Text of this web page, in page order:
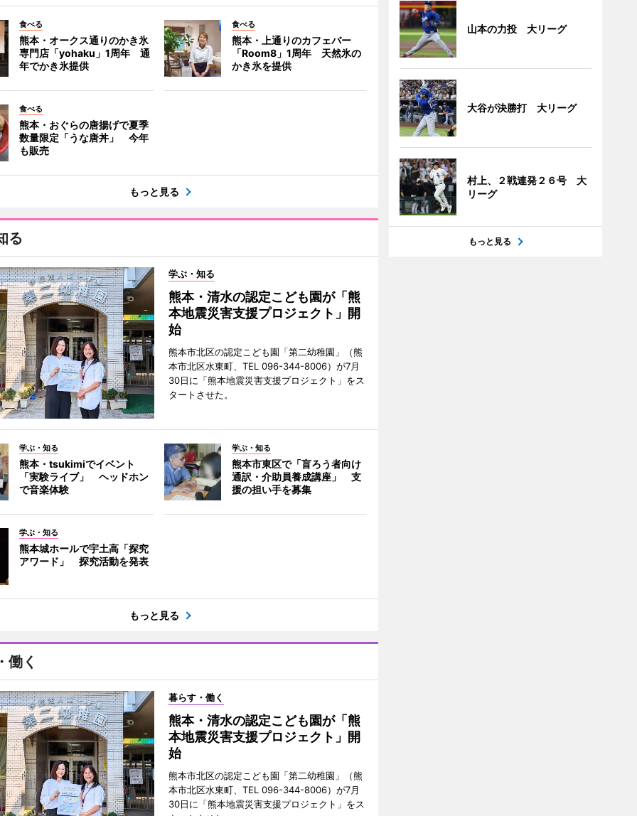
食べる
熊本・オークス通りのかき氷
専門店「yohaku」1周年 通
年でかき氷提供
食べる
熊本・上通りのカフェバー
「Room8」1周年 天然氷の
かき氷を提供
食べる
熊本・おぐらの唐揚げで夏季
数量限定「うな唐丼」 今年
も販売
もっと見る
る
学ぶ・知る
熊本・清水の認定こども園が「熊
本地震災害支援プロジェクト」開
始
熊本市北区の認定こども園「第二幼稚園」（熊
本市北区水東町、TEL 096-344-8006）が7月
30日に「熊本地震災害支援プロジェクト」をス
タートさせた。
学ぶ・知る
熊本・tsukimiでイベント
「実験ライブ」 ヘッドホン
で音楽体験
学ぶ・知る
熊本市東区で「盲ろう者向け
通訳・介助員養成講座」 支
援の担い手を募集
学ぶ・知る
熊本城ホールで宇土高「探究
アワード」 探究活動を発表
もっと見る
働く
暮らす・働く
熊本・清水の認定こども園が「熊
本地震災害支援プロジェクト」開
始
熊本市北区の認定こども園「第二幼稚園」（熊
本市北区水東町、TEL 096-344-8006）が7月
30日に「熊本地震災害支援プロジェクト」をス
山本の力投 大リーグ
大谷が決勝打 大リーグ
村上、２戦連発２６号 大
リーグ
もっと見る